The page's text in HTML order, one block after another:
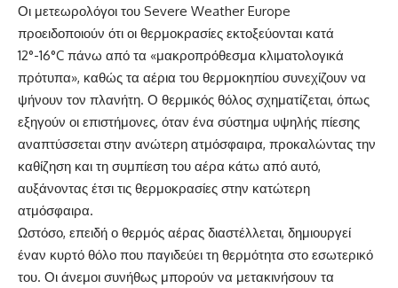
Οι μετεωρολόγοι του Severe Weather Europe
προειδοποιούν ότι οι θερμοκρασίες εκτοξεύονται κατά
12°-16°C πάνω από τα «μακροπρόθεσμα κλιματολογικά
πρότυπα», καθώς τα αέρια του θερμοκηπίου συνεχίζουν να
ψήνουν τον πλανήτη. Ο θερμικός θόλος σχηματίζεται, όπως
εξηγούν οι επιστήμονες, όταν ένα σύστημα υψηλής πίεσης
αναπτύσσεται στην ανώτερη ατμόσφαιρα, προκαλώντας την
καθίζηση και τη συμπίεση του αέρα κάτω από αυτό,
αυξάνοντας έτσι τις θερμοκρασίες στην κατώτερη
ατμόσφαιρα.
Ωστόσο, επειδή ο θερμός αέρας διαστέλλεται, δημιουργεί
έναν κυρτό θόλο που παγιδεύει τη θερμότητα στο εσωτερικό
του. Οι άνεμοι συνήθως μπορούν να μετακινήσουν τα